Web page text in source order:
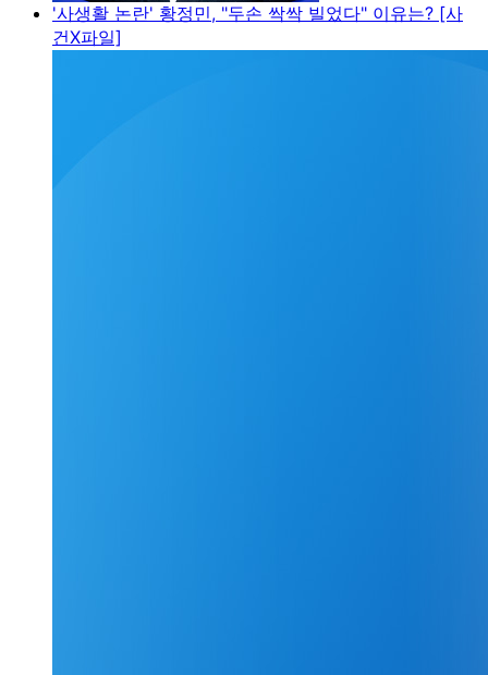
'사생활 논란' 황정민, "두손 싹싹 빌었다" 이유는? [사
건X파일]